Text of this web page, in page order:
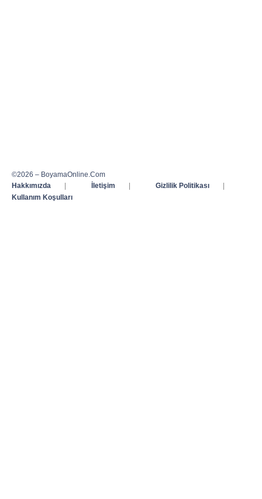
©2026 – BoyamaOnline.Com
Hakkımızda
| İletişim | Gizlilik Politikası
|
Kullanım Koşulları